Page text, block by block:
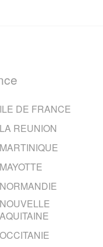
ILE DE FRANCE
LA REUNION
MARTINIQUE
MAYOTTE
NORMANDIE
NOUVELLE
AQUITAINE
OCCITANIE